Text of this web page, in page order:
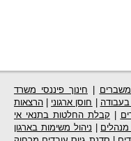
משברים
חינוך פיננסי משרד
חוסן ארגוני
הרצאות
קבלת החלטות בתנאי אי
ניהול משימות בארגון